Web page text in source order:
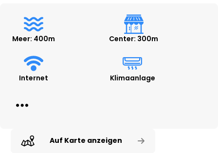
Meer: 400m Center: 300m
Internet Klimaanlage
Auf Karte anzeigen